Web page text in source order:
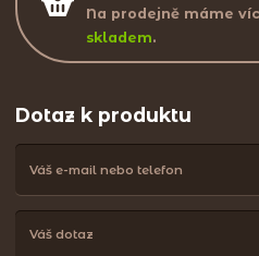
Na prodejně máme
skladem.
Dotaz k produktu